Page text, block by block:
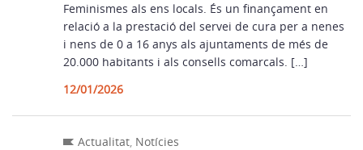
Feminismes als ens locals. És un finançament en
relació a la prestació del servei de cura per a nenes
i nens de 0 a 16 anys als ajuntaments de més de
20.000 habitants i als consells comarcals. […]
12/01/2026
Actualitat, Notícies